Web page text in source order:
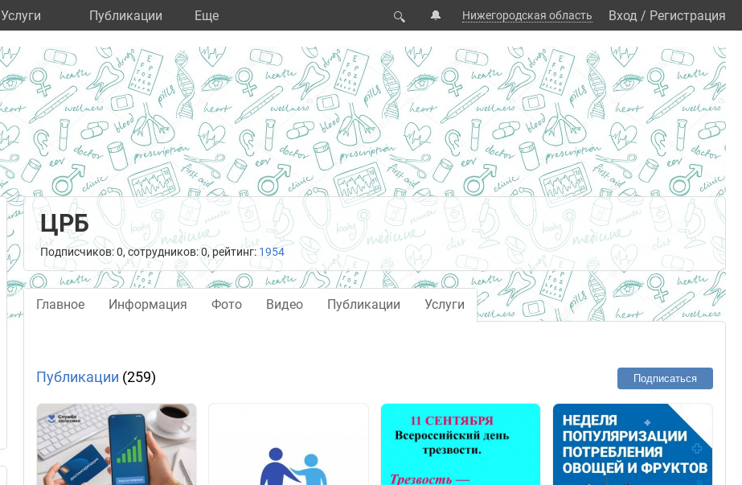
Услуги Публикации Eще 🔍 🔔 Нижегородская область Вход / Регистрация
ЦРБ
Подписчиков: 0, сотрудников: 0, рейтинг: 1954
Главное Информация Фото Видео Публикации Услуги
Публикации (259) Подписаться